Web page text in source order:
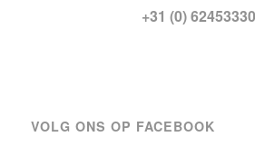
+31 (0)
VOLG ONS OP FACEBOOK